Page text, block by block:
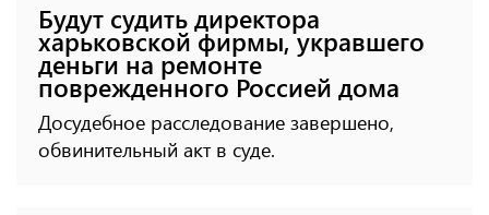
Будут судить директора
харьковской фирмы, укравшего
деньги на ремонте
поврежденного Россией дома
Досудебное расследование завершено,
обвинительный акт в суде.